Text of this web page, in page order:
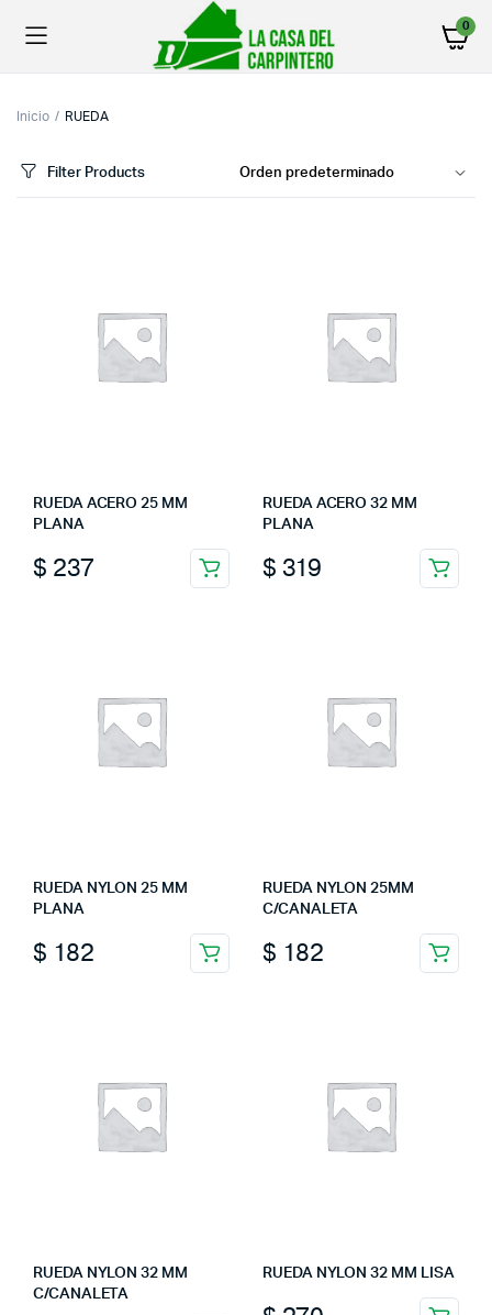
0
Inicio RUEDA
Filter Products
RUEDA ACERO 25 MM
PLANA
$ 237
RUEDA ACERO 32 MM
PLANA
$ 319
RUEDA NYLON 25 MM
PLANA
$ 182
RUEDA NYLON 25MM
C/CANALETA
$ 182
RUEDA NYLON 32 MM
C/CANALETA
RUEDA NYLON 32 MM LISA